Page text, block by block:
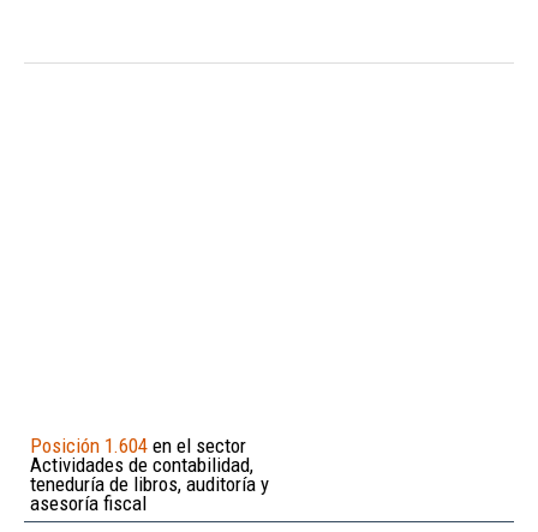
Posición 1.604 en el sector
Actividades de contabilidad,
teneduría de libros, auditoría y
asesoría fiscal